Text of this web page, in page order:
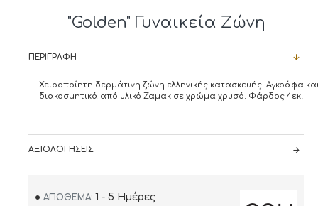
"Golden" Γυναικεία Ζώνη
ΠΕΡΙΓΡΑΦΉ
Χειροποίητη δερμάτινη ζώνη ελληνικής κατασκευής. Αγκράφα
διακοσμητικά από υλικό Ζαμακ σε χρώμα χρυσό. Φάρδος 4εκ.
ΑΞΙΟΛΟΓΉΣΕΙΣ
ΑΠΌΘΕΜΑ: 1 - 5 Ημέρες